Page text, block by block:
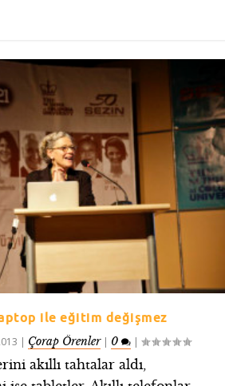
ile eğitim değişmez
| Çorap Örenler| 0 |
akıllı tahtalar aldı,